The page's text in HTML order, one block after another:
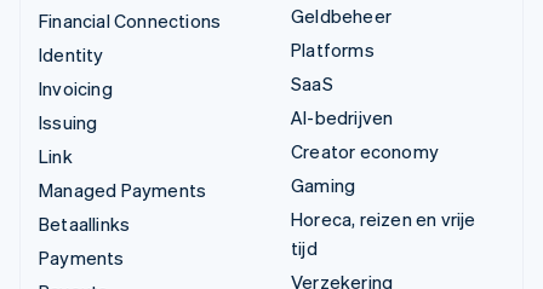
Financial Connections
Identity
Invoicing
Issuing
Link
Managed Payments
Betaallinks
Payments
Geldbeheer
Platforms
SaaS
AI-bedrijven
Creator economy
Gaming
Horeca, reizen en vrije
tijd
Verzekering